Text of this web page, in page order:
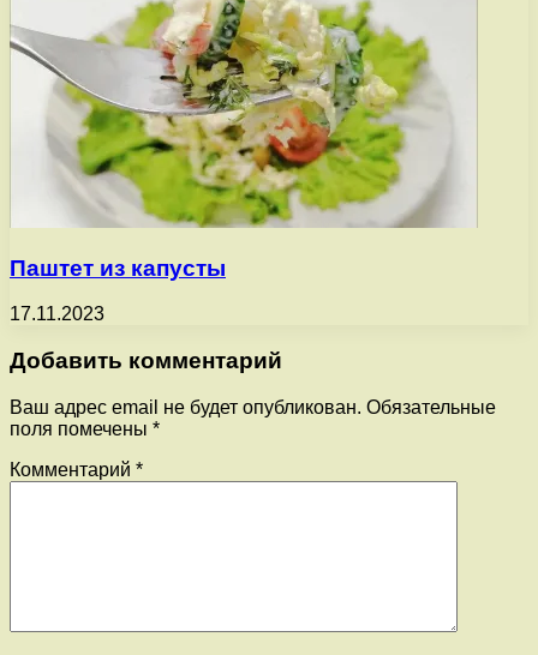
Паштет из капусты
17.11.2023
Добавить комментарий
Ваш адрес email не будет опубликован. Обязательные
поля помечены *
Комментарий *